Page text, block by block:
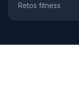
Retos fitness